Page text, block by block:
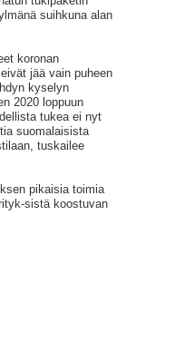
suihkuna alan
koronan
jää vain puheen
kyselyn
2020 loppuun
tukea ei nyt
suomalaisista
tuskailee
pikaisia toimia
sistä koostuvan